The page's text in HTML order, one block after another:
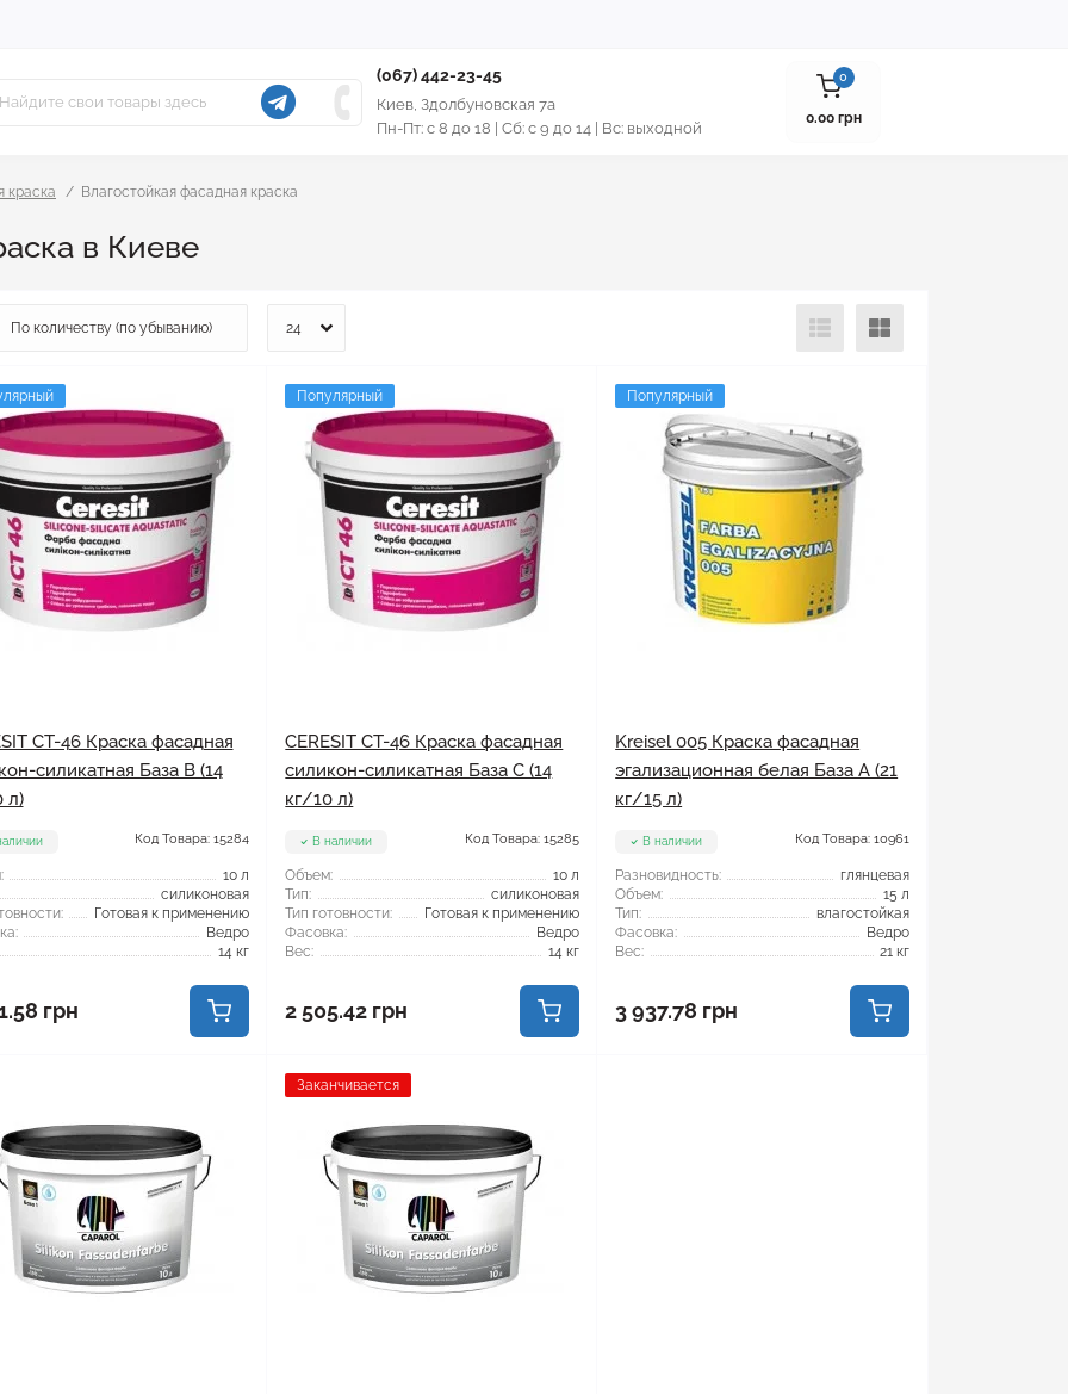
(067) 442-23-45
Киев, Здолбуновская 7а
Пн-Пт: с 8 до 18 | Сб: с 9 до 14 | Вс: выходной
0
0.00 грн
краска Влагостойкая фасадная краска
в Киеве
CT-46 Краска фасадная
силикатная База B (14
л)
Код Товара: 15284
10 л
силиконовая
Готовая к применению
Ведро
14 кг
грн
Популярный
CERESIT CT-46 Краска фасадная
силикон-силикатная База C (14
кг/10 л)
В наличии Код Товара: 15285
Объем:
10 л
Тип:
силиконовая
Тип готовности:
Готовая к применению
Фасовка:
Ведро
Вес:
14 кг
2 505.42 грн
Популярный
Kreisel 005 Краска фасадная
эгализационная белая База А (21
кг/15 л)
В наличии Код Товара: 10961
Разновидность:
глянцевая
Объем:
15 л
Тип:
влагостойкая
Фасовка:
Ведро
Вес:
21 кг
3 937.78 грн
Заканчивается